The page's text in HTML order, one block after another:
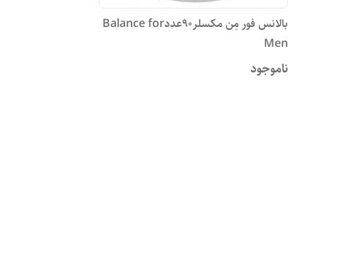
بالانس فور مِن مکسلر90عددBalance for
Men
ناموجود